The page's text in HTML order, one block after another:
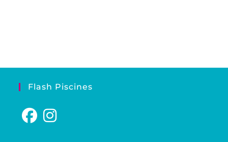
Flash Piscines